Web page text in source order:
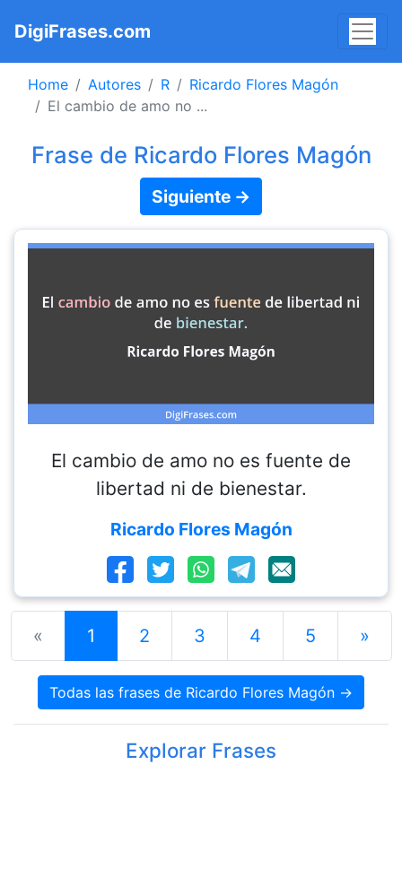
DigiFrases.com
Home Autores R
Ricardo Flores Magón
El cambio de amo no ...
Frase de Ricardo Flores Magón
Siguiente →
El cambio de amo no es fuente de
libertad ni de bienestar.
Ricardo Flores Magón
« 1 2 3 4 5 »
Todas las frases de Ricardo Flores Magón →
Explorar Frases